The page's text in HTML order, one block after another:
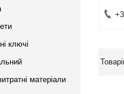
ключі
матеріали